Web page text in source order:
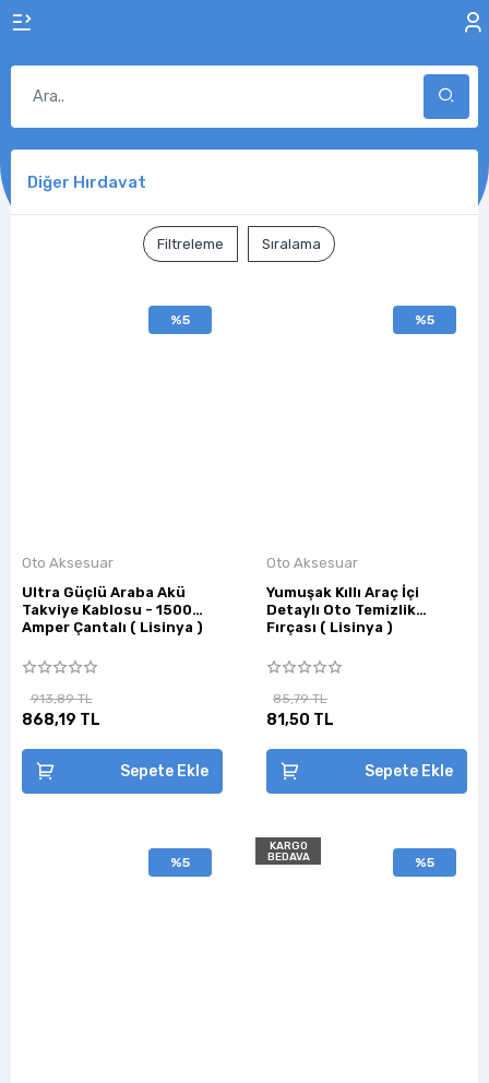
Diğer Hırdavat
Filtreleme Sıralama
%5
Oto Aksesuar
Ultra Güçlü Araba Akü
Takviye Kablosu - 1500
Amper Çantalı ( Lisinya )
913,89 TL
868,19 TL
Sepete Ekle
%5
Oto Aksesuar
Yumuşak Kıllı Araç İçi
Detaylı Oto Temizlik
Fırçası ( Lisinya )
85,79 TL
81,50 TL
Sepete Ekle
%5
KARGO
BEDAVA
%5